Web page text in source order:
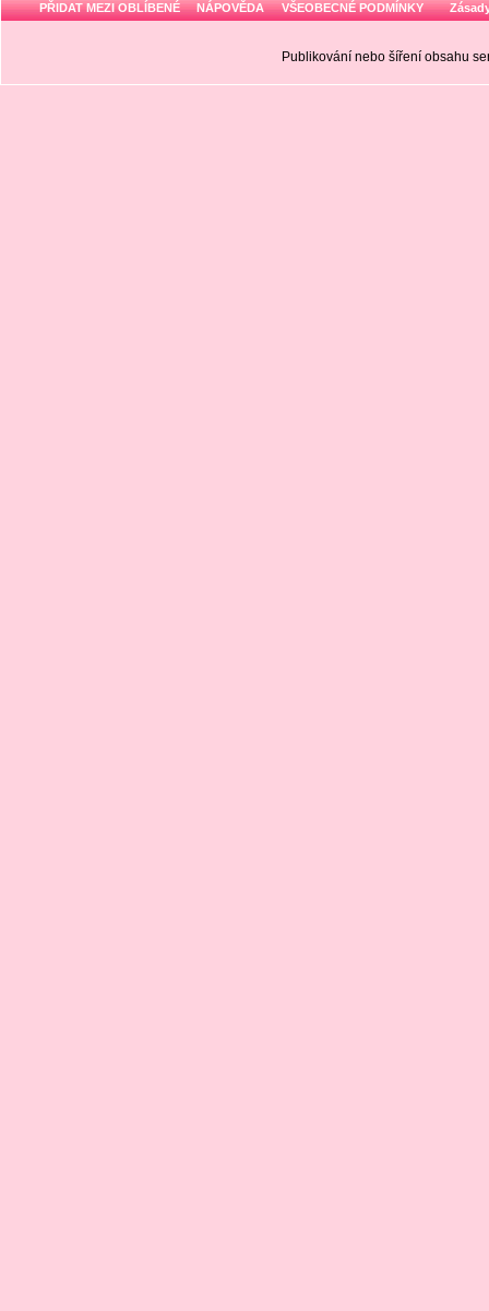
PŘIDAT MEZI OBLÍBENÉ NÁPOVĚDA VŠEOBECNÉ PODMÍNKY
Publikování nebo šíření obsahu